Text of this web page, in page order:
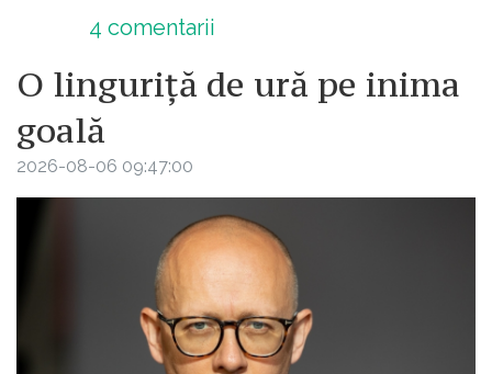
4 comentarii
O linguriță de ură pe inima
goală
2026-08-06 09:47:00